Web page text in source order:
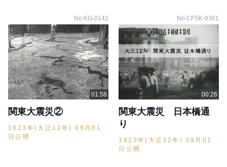
No.KG-0142
関東大震災②
1923年(大正12年) 09月01
日公開
No.CFSK-0361
関東大震災 日本橋通
り
1923年(大正12年) 09月01
日公開